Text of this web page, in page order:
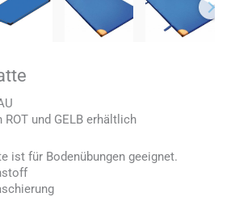
ROT und GELB erhältlich
ist für Bodenübungen geeignet.